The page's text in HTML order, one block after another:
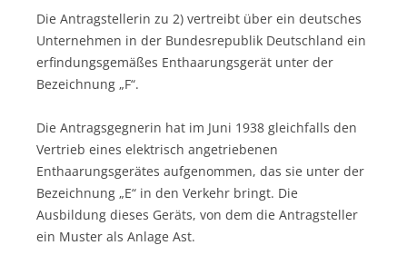
Die Antragstellerin zu 2) vertreibt über ein deutsches
Unternehmen in der Bundesrepublik Deutschland ein
erfindungsgemäßes Enthaarungsgerät unter der
Bezeichnung „F“.
Die Antragsgegnerin hat im Juni 1938 gleichfalls den
Vertrieb eines elektrisch angetriebenen
Enthaarungsgerätes aufgenommen, das sie unter der
Bezeichnung „E“ in den Verkehr bringt. Die
Ausbildung dieses Geräts, von dem die Antragsteller
ein Muster als Anlage Ast.